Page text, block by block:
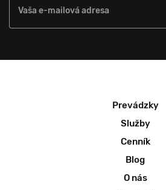
Vaša e-mailová adresa
Prevádzky
Služby
Cenník
Blog
O nás